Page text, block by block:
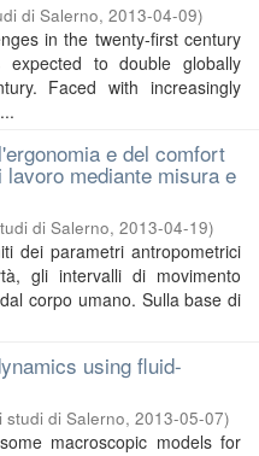
di Salerno, 2013-04-09)
in the twenty-first century
expected to double globally
Faced with increasingly
e del comfort
mediante misura e
di Salerno, 2013-04-19)
dei parametri antropometrici
gli intervalli di movimento
corpo umano. Sulla base di
using fluid-
studi di Salerno, 2013-05-07)
macroscopic models for